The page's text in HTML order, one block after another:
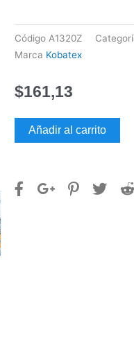
Código A1320Z
Marca Kobatex
$161,13
MAQUINA
DE
DE
Añadir al carrito